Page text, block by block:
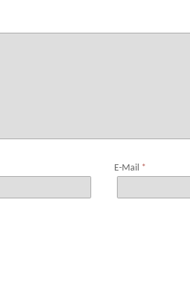
E-Mail *